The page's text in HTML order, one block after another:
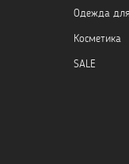
Одежда
Косметика
SALE